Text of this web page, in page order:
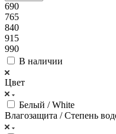
690
765
840
915
990
В наличии
Цвет
Белый / White
Влагозащита / Степень